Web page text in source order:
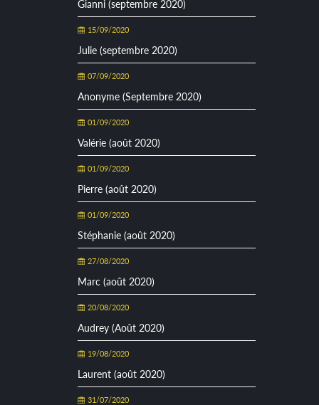
Gianni (septembre 2020)
15/09/2020
Julie (septembre 2020)
07/09/2020
Anonyme (Septembre 2020)
01/09/2020
Valérie (août 2020)
01/09/2020
Pierre (août 2020)
01/09/2020
Stéphanie (août 2020)
27/08/2020
Marc (août 2020)
20/08/2020
Audrey (Août 2020)
19/08/2020
Laurent (août 2020)
31/07/2020